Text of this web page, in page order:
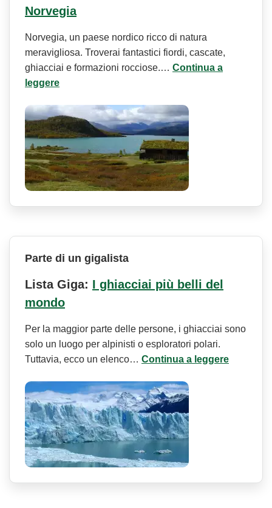
Norvegia
Norvegia, un paese nordico ricco di natura
meravigliosa. Troverai fantastici fiordi, cascate,
ghiacciai e formazioni rocciose.… Continua a
leggere
Parte di un gigalista
Lista Giga: I ghiacciai più belli del
mondo
Per la maggior parte delle persone, i ghiacciai sono
solo un luogo per alpinisti o esploratori polari.
Tuttavia, ecco un elenco… Continua a leggere